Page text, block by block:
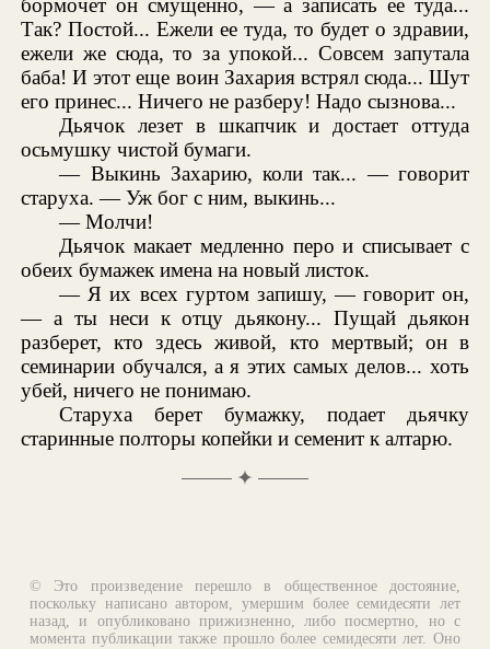
бормочет он смущенно, — а записать ее туда...
Так? Постой... Ежели ее туда, то будет о здравии,
ежели же сюда, то за упокой... Совсем запутала
баба! И этот еще воин Захария встрял сюда... Шут
его принес... Ничего не разберу! Надо сызнова...
Дьячок лезет в шкапчик и достает оттуда
осьмушку чистой бумаги.
— Выкинь Захарию, коли так... — говорит
старуха. — Уж бог с ним, выкинь...
— Молчи!
Дьячок макает медленно перо и списывает с
обеих бумажек имена на новый листок.
— Я их всех гуртом запишу, — говорит он,
— а ты неси к отцу дьякону... Пущай дьякон
разберет, кто здесь живой, кто мертвый; он в
семинарии обучался, а я этих самых делов... хоть
убей, ничего не понимаю.
Старуха берет бумажку, подает дьячку
старинные полторы копейки и семенит к алтарю.
✦
© Это произведение перешло в общественное достояние,
поскольку написано автором, умершим более семидесяти лет
назад, и опубликовано прижизненно, либо посмертно, но с
момента публикации также прошло более семидесяти лет. Оно